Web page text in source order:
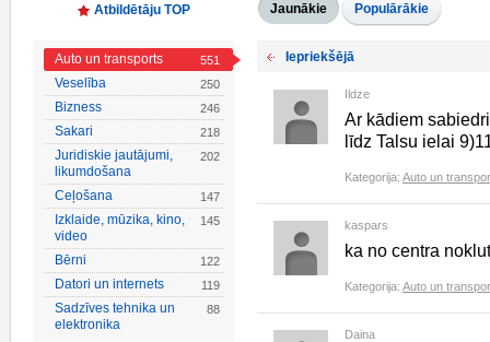
Atbildētāju TOP
Auto un transports 551
Veselība 250
Bizness 246
Sakari 218
Juridiskie jautājumi,
likumdošana
202
Ceļošana 147
Izklaide, mūzika, kino,
video
145
Bērni 122
Datori un internets 119
Sadzīves tehnika un
elektronika
88
Jaunākie Populārākie
Iepriekšējā
Ildze
Ar kādiem
līdz Talsu ielai
Kategorija: Auto un
kaspars
ka no centra
Kategorija: Auto un
Daina